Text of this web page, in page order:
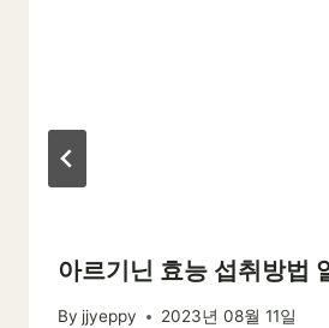
아르기닌 효능 섭취방법
By jjyeppy 2023년 08월 11일